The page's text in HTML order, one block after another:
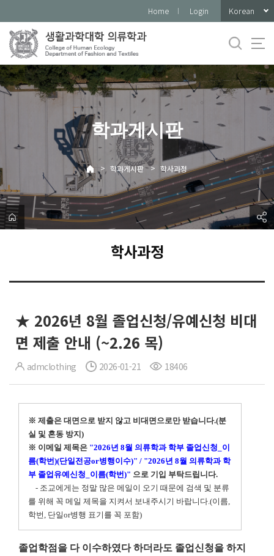
로
메
뉴
Home Login Korean
학과게시판
> 학과게시판 > 학사과정
학사과정
★ 2026년 8월 졸업신청/유예신청 비대
면 제출 안내 (~2.26 목)
admclothing 2026-01-21 18406
※ 제출은 대면으로 받지 않고 비대면으로만 받습니다.(분
실 및 혼동 방지)
※ 이메일 제목은 "2026년 8월 의류학과 학부 졸업신청_이
름(학번)(단일전공or병행이수)" / "2026년 8월 의류학과 학
부 졸업유예신청_이름(학번)" 으로 기입 부탁드립니다.
- 조교에게는 정말 많은 메일이 오기 때문에 검색 및 분류
를 위해 꼭 메일 제목을 지켜서 보내주시기 바랍니다.(이름,
학번, 단일or병행 표기를 꼭 포함)
졸업학점을 다 이수하였다 하더라도 졸업신청을 하지